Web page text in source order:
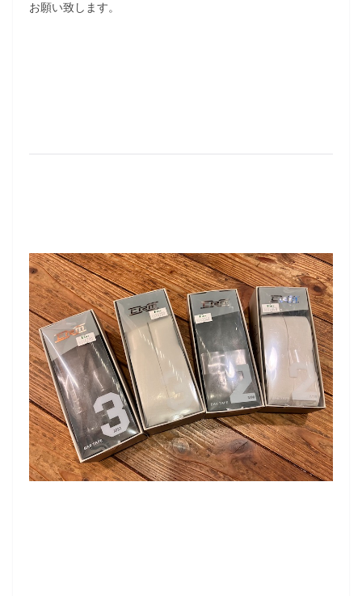
お願い致します。